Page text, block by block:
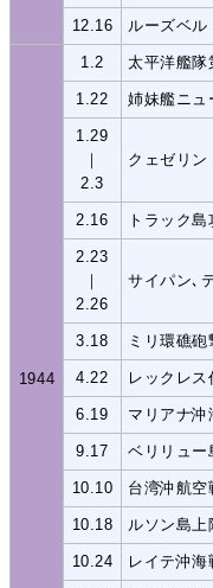
12.16 ルーズベル
1944
1.2 太平洋艦隊
1.22 姉妹艦ニュ
1.29
｜
2.3
クェゼリン
2.16 トラック島
2.23
｜
2.26
サイパン､
3.18 ミリ環礁
4.22 レックレス
6.19 マリアナ沖
9.17 ベリリュー
10.10 台湾沖航空
10.18 ルソン島上
10.24 レイテ沖海